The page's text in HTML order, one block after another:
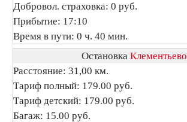
Добровол. страховка: 0 руб.
Прибытие: 17:10
Время в пути: 0 ч. 40 мин.
Остановка Клементьево
Расстояние: 31,00 км.
Тариф полный: 179.00 руб.
Тариф детский: 179.00 руб.
Багаж: 15.00 руб.